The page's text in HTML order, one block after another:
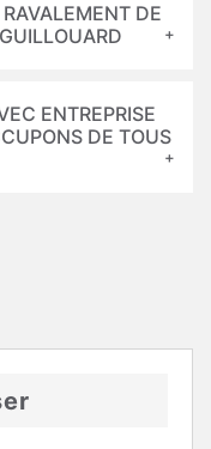
DE
ENTREPRISE
DE TOUS